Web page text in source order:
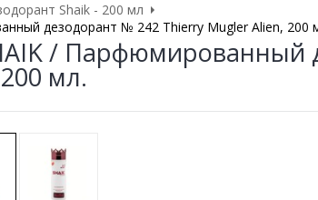
Shaik - 200 мл
дезодорант № 242 Thierry Mugler Alien, 200
/ Парфюмированный
мл.